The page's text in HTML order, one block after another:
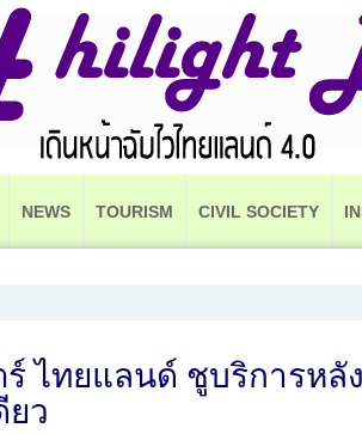
NEWS TOURISM CIVIL SOCIETY
ร์ ไทยแลนด์ ชูบริการห
ว